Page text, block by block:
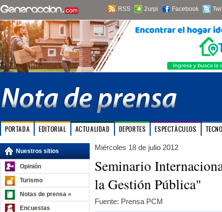
RSS 2urpi Facebook
PORTADA EDITORIAL ACTUALIDAD DEPORTES ESPECTÁCULOS
Nuestros sitios
Opinión
Turismo
Notas de prensa »
Encuestas
Miércoles 18 de julio 2012
Seminario
la Gestión Pública"
Fuente: Prensa PCM